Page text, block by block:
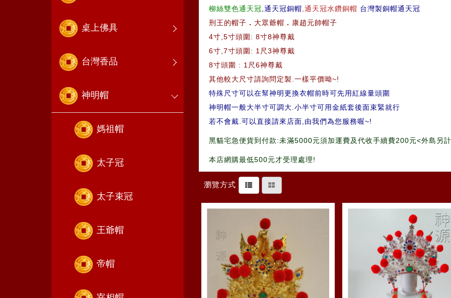
桌上佛具
台灣香品
神明帽
媽祖帽
太子冠
太子束冠
王爺帽
帝帽
柳絲雙色通天冠 ,通天冠銅帽 ,通天冠水鑽銅帽 台灣製銅帽通天冠
刑王的帽子 . 大眾爺帽 . 康趙元帥帽子
4寸,5寸頭圍: 8寸8神尊戴
6寸,7寸頭圍: 1尺3神尊戴
8寸頭圍 : 1尺6神尊戴
其他較大尺寸請詢問定製.一樣平價呦~!
特殊尺寸可以在幫神明更換衣帽前時可先用紅線量頭圍
神明帽一般大半寸可調大.小半寸可用金紙套後面束緊就行
若不會戴.可以直接請來店面,由我們為您服務喔~!
黑貓宅急便貨到付款:未滿5000元須加運費及代收手續費200元<外島另
本店網購最低500元才受理處理!
瀏覽方式